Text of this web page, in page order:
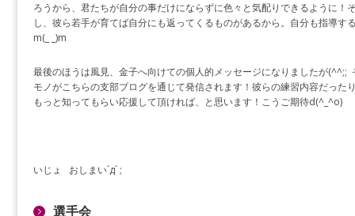
ろうから、君たちが自分の事だけにならずに色々と気配りできるように！
し、彼ら若手が育てば自分にも返ってくるものがあるから。自分も指導す
m(_ _)m
最後のほうは風見、金子へ向けての個人的メッセージになりましたが(^^;;
モノがこちらの支部ブログを通じて発信されます！彼らの練習内容だった
もっと知ってもらい応援して頂ければ、と思います！こうご期待d(^_^o)
いじょ おしまい´д` ;
選手会